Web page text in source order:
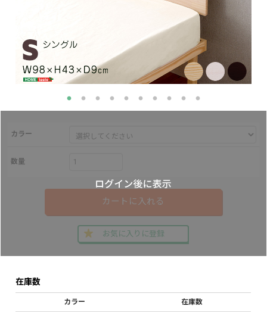
カラー
数量
カートに入れる
お気に入りに登録
在庫数
カラー 在庫数